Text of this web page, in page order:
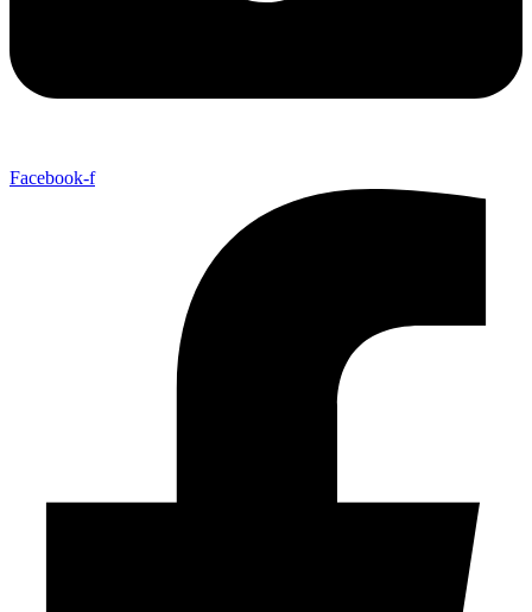
Facebook-f